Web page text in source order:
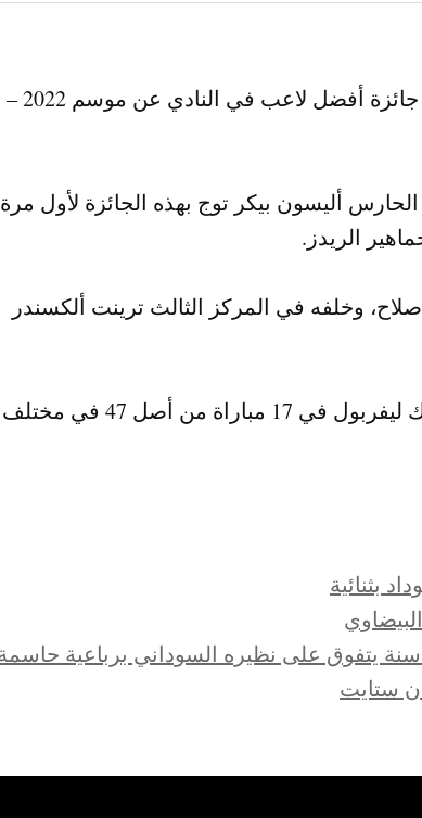
حقق حارس مرمى فريق ​ليفربول​ أليسون بيكر جائزة أفضل لاعب في النادي عن موسم 2022 –
أليسون بيكر توج بهذه الجائزة لأول مرة
الريدز.
وخلفه في المركز الثالث ترينت ألكسندر
يذكر ان اليسون كان قد حافظ على نظافة شباك ليفربول في 17 مباراة من أصل 47 في مختلف
بثنائية
ستايت